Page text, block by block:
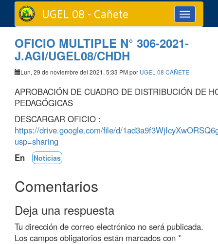
Toggle
navigation
UGEL 08 - Cañete
OFICIO MULTIPLE N° 306-2021-
J.AGI/UGEL08/CHDH
Lun, 29 de noviembre del 2021, 5:33 PM por UGEL 08 CAÑETE
APROBACIÓN DE CUADRO DE DISTRIBUCIÓN DE
PEDAGÓGICAS
DESCARGAR OFICIO :
https://drive.google.com/file/d/
usp=sharing
En
Noticias
Comentarios
Deja una respuesta
Tu dirección de correo electrónico no será publicada.
Los campos obligatorios están marcados con *